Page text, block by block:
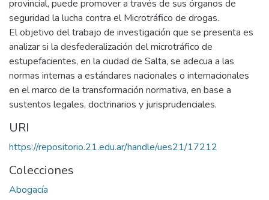
provincial, puede promover a través de sus órganos de
seguridad la lucha contra el Microtráfico de drogas.
El objetivo del trabajo de investigación que se presenta es
analizar si la desfederalización del microtráfico de
estupefacientes, en la ciudad de Salta, se adecua a las
normas internas a estándares nacionales o internacionales
en el marco de la transformación normativa, en base a
sustentos legales, doctrinarios y jurisprudenciales.
URI
https://repositorio.21.edu.ar/handle/ues21/17212
Colecciones
Abogacía